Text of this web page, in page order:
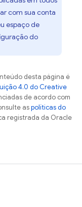
com sua conta
espaço de
do
desta página é
4.0 do Creative
de acordo com
aspolíticas do
registrada da Oracle